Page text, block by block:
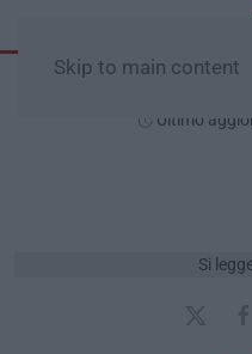
Skip to main content
Ultimo
Si